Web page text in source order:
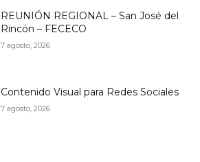
REUNIÓN REGIONAL – San José del
Rincón – FECECO
7 agosto, 2026
Contenido Visual para Redes Sociales
7 agosto, 2026